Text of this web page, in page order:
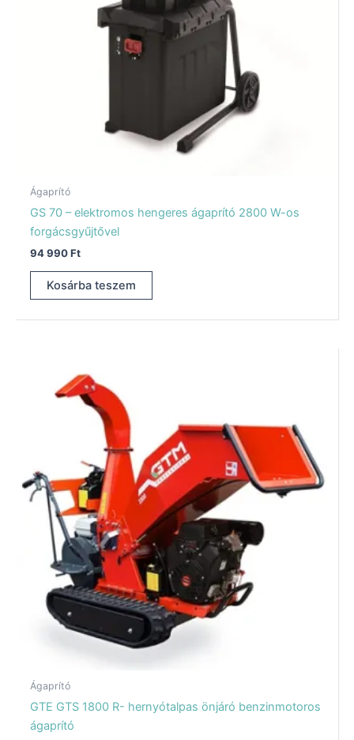
Ágaprító
GS 70 – elektromos hengeres ágaprító 2800 W-os
forgácsgyűjtővel
94 990Ft
Kosárba teszem
Ágaprító
GTE GTS 1800 R- hernyótalpas önjáró benzinmotoros
ágaprító